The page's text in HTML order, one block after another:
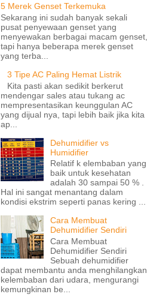
5 Merek Genset Terkemuka
Sekarang ini sudah banyak sekali
pusat penyewaan genset yang
menyewakan berbagai macam genset,
tapi hanya beberapa merek genset
yang terba...
3 Tipe AC Paling Hemat Listrik
Kita pasti akan sedikit berkerut
mendengar sales atau tukang ac
mempresentasikan keunggulan AC
yang dijual nya, tapi lebih baik jika kita
ap...
Dehumidifier vs
Humidifier
Relatif k elembaban yang
baik untuk kesehatan
adalah 30 sampai 50 % .
Hal ini sangat menantang dalam
kondisi ekstrim seperti panas kering ...
Cara Membuat
Dehumidifier Sendiri
Cara Membuat
Dehumidifier Sendiri
Sebuah dehumidifier
dapat membantu anda menghilangkan
kelembaban dari udara, mengurangi
kemungkinan be...